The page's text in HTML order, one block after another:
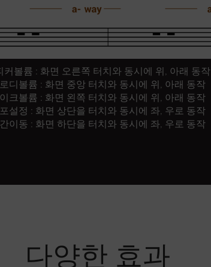
커볼륨 : 화면 오른쪽 터치와 동시에 위, 아래 동작
디볼륨 : 화면 중앙 터치와 동시에 위, 아래 동작
크볼륨 : 화면 왼쪽 터치와 동시에 위, 아래 동작
설정 : 화면 상단을 터치와 동시에 좌, 우로 동작
이동 : 화면 하단을 터치와 동시에 좌, 우로 동작
다양한 효과